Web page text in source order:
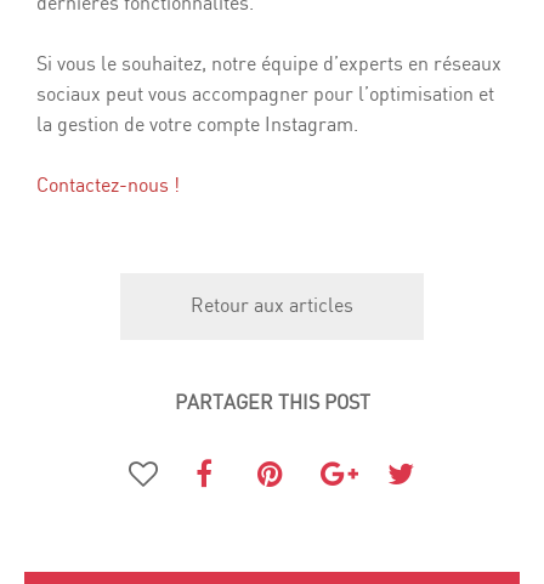
Si vous le souhaitez, notre équipe d’experts en réseaux
sociaux peut vous accompagner pour l’optimisation et
la gestion de votre compte Instagram.
Contactez-nous !
Retour aux articles
PARTAGER THIS POST